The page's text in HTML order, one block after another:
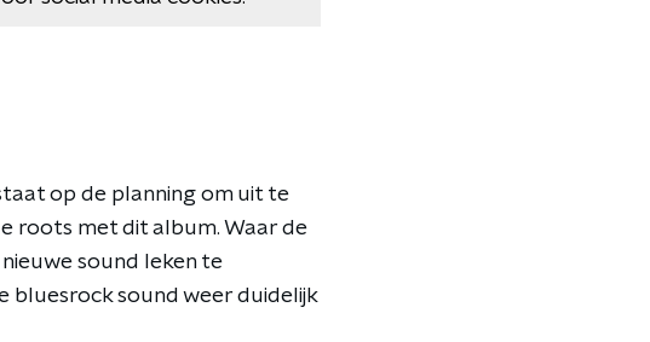
op de planning om uit te
roots met dit album. Waar de
sound leken te
bluesrock sound weer duidelijk